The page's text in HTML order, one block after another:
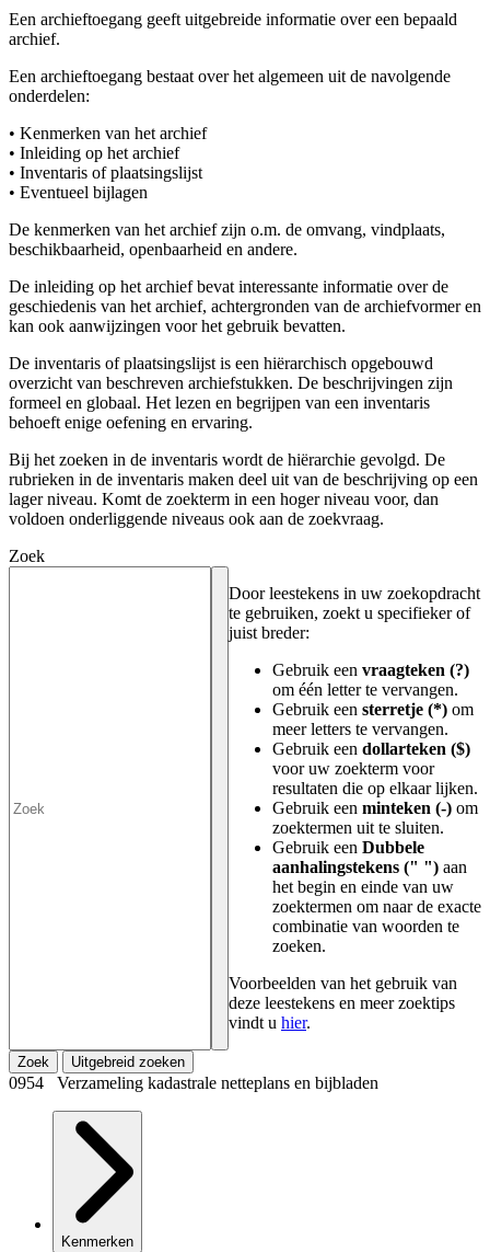
Een archieftoegang geeft uitgebreide informatie over een bepaald
archief.
Een archieftoegang bestaat over het algemeen uit de navolgende
onderdelen:
• Kenmerken van het archief
• Inleiding op het archief
• Inventaris of plaatsingslijst
• Eventueel bijlagen
De kenmerken van het archief zijn o.m. de omvang, vindplaats,
beschikbaarheid, openbaarheid en andere.
De inleiding op het archief bevat interessante informatie over de
geschiedenis van het archief, achtergronden van de archiefvormer en
kan ook aanwijzingen voor het gebruik bevatten.
De inventaris of plaatsingslijst is een hiërarchisch opgebouwd
overzicht van beschreven archiefstukken. De beschrijvingen zijn
formeel en globaal. Het lezen en begrijpen van een inventaris
behoeft enige oefening en ervaring.
Bij het zoeken in de inventaris wordt de hiërarchie gevolgd. De
rubrieken in de inventaris maken deel uit van de beschrijving op een
lager niveau. Komt de zoekterm in een hoger niveau voor, dan
voldoen onderliggende niveaus ook aan de zoekvraag.
Zoek
Door leestekens in uw zoekopdracht
te gebruiken, zoekt u specifieker of
juist breder:
Gebruik een vraagteken (?)
om één letter te vervangen.
Gebruik een sterretje (*) om
meer letters te vervangen.
Gebruik een dollarteken ($)
voor uw zoekterm voor
resultaten die op elkaar lijken.
Gebruik een minteken (-) om
zoektermen uit te sluiten.
Gebruik een Dubbele
aanhalingstekens (" ") aan
het begin en einde van uw
zoektermen om naar de exacte
combinatie van woorden te
zoeken.
Voorbeelden van het gebruik van
deze leestekens en meer zoektips
vindt u hier.
Zoek Uitgebreid zoeken
0954 Verzameling kadastrale netteplans en bijbladen
Kenmerken